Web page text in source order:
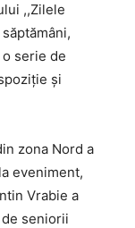
,,Zilele
serie de
și
zona Nord a
eveniment,
Vrabie a
seniorii